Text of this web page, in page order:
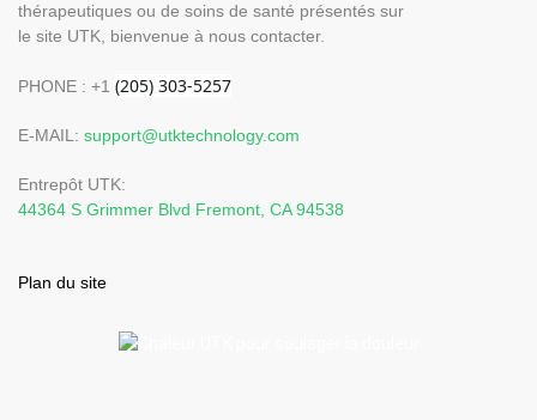
thérapeutiques ou de soins de santé présentés sur
le site UTK, bienvenue à nous contacter.
PHONE : +1
E-MAIL: support@utktechnology.com
Entrepôt UTK:
44364 S Grimmer Blvd Fremont, CA 94538
Plan du site